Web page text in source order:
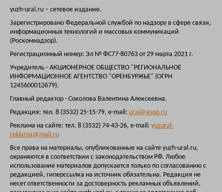
yuzh-ural.ru – сетевое издание.
Зарегистрировано Федеральной службой по надзору в сфере связи,
информационных технологий и массовых коммуникаций
(Роскомнадзор).
Регистрационный номер: Эл № ФС77-80763 от 29 марта 2021 г.
Учредитель - АКЦИОНЕРНОЕ ОБЩЕСТВО "РЕГИОНАЛЬНОЕ
ИНФОРМАЦИОННОЕ АГЕНТСТВО "ОРЕНБУРЖЬЕ" (ОГРН
1245600012679).
Главный редактор - Соколова Валентина Алексеевна.
Редакция: тел. 8 (3532) 25-15-79, e-mail: ural@esoo.ru
Реклама на сайте: тел. 8 (3532) 74-43-26, e-mail: yuzural-
reklama@mail.ru
Все права на материалы, опубликованные на сайте yuzh-ural.ru,
охраняются в соответствии с законодательством РФ. Любое
использование материалов допускается только по согласованию с
редакцией, гиперссылка на источник обязательна. Редакция не
несет ответственности за достоверность рекламных объявлений,